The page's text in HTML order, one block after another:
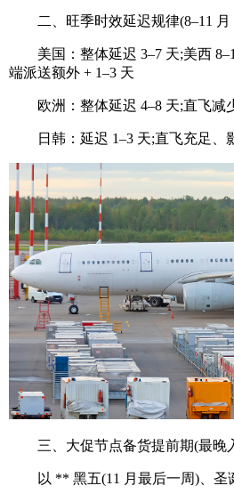
二、旺季时效延迟规律(8–11 月
美国：整体延迟 3–7 天;美西
端派送额外 + 1–3 天
欧洲：整体延迟 4–8 天;直飞减
日韩：延迟 1–3 天;直飞充足、
三、大促节点备货提前期(最晚
以 ** 黑五(11 月最后一周)、圣